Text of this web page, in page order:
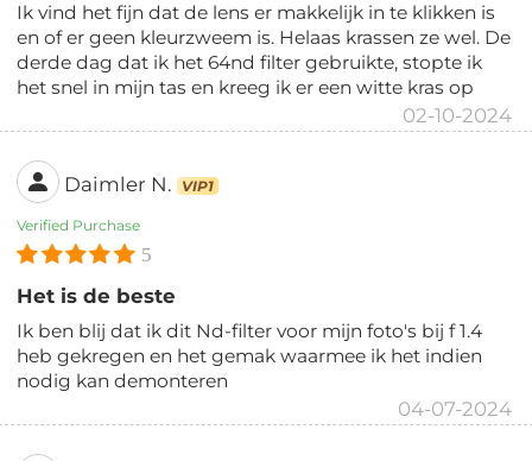
Ik vind het fijn dat de lens er makkelijk in te klikken is
en of er geen kleurzweem is. Helaas krassen ze wel. De
derde dag dat ik het 64nd filter gebruikte, stopte ik
het snel in mijn tas en kreeg ik er een witte kras op
02-10-2024
Daimler N. VIP1
Verified Purchase
5
Het is de beste
Ik ben blij dat ik dit Nd-filter voor mijn foto's bij f 1.4
heb gekregen en het gemak waarmee ik het indien
nodig kan demonteren
04-07-2024